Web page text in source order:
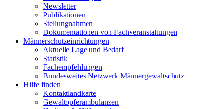
Newsletter
Publikationen
Stellungnahmen
Dokumentationen von Fachveranstaltungen
Männerschutz­einrichtungen
Aktuelle Lage und Bedarf
Statistik
Fachempfehlungen
Bundesweites Netzwerk Männergewaltschutz
Hilfe finden
Kontaktlandkarte
Gewaltopfer­ambulanzen